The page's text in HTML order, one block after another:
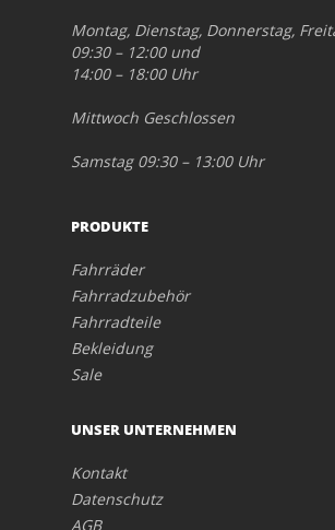
Montag, Dienstag, Donnerstag,
09:30 – 12:00 und
14:00 – 18:00 Uhr
Mittwoch Geschlossen
Samstag 09:30 – 13:00 Uhr
PRODUKTE
Fahrräder
Fahrradzubehör
Fahrradteile
Bekleidung
Sale
UNSER UNTERNEHMEN
Kontakt
Datenschutz
AGB